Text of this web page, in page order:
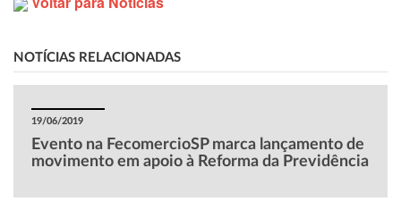
NOTÍCIAS RELACIONADAS
19/06/2019
Evento na FecomercioSP marca lançamento de
movimento em apoio à Reforma da Previdência